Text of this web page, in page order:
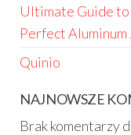
Ultimate Guide to
Perfect Aluminum
Quinio
NAJNOWSZE
Brak komentarzy